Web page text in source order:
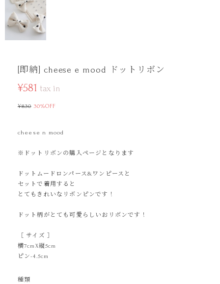
[即納] cheese e mood ドットリボン
¥581 tax in
¥830 30%OFF
cheese n mood
※ドットリボンの購入ページとなります
ドットムードロンパース&ワンピースと
セットで着用すると
とてもきれいなリボンピンです！
ドット柄がとても可愛らしいおリボンです！
［ サイズ ］
横7cmX縦5cm
ピン-4.5cm
種類